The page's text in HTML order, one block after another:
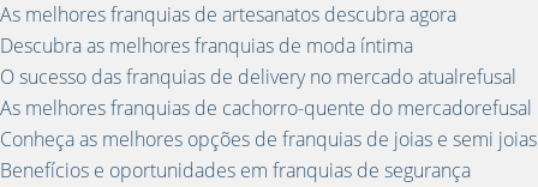
As melhores franquias de artesanatos descubra agora
Descubra as melhores franquias de moda íntima
O sucesso das franquias de delivery no mercado atualrefusal
As melhores franquias de cachorro-quente do mercadorefusal
Conheça as melhores opções de franquias de joias e semi joias
Benefícios e oportunidades em franquias de segurança